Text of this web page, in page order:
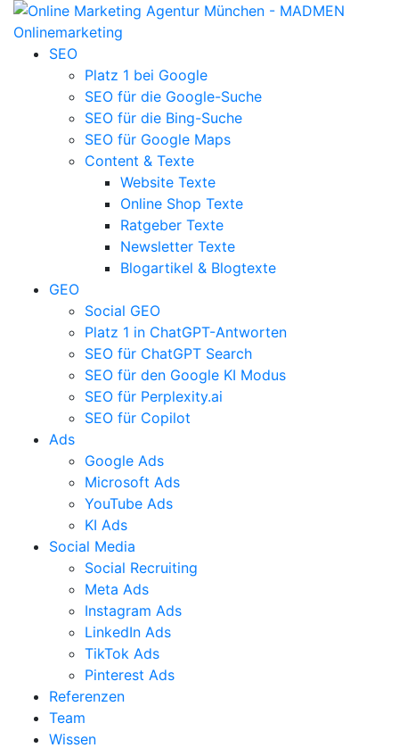
SEO
Platz 1 bei Google
SEO für die Google-Suche
SEO für die Bing-Suche
SEO für Google Maps
Content & Texte
Website Texte
Online Shop Texte
Ratgeber Texte
Newsletter Texte
Blogartikel & Blogtexte
GEO
Social GEO
Platz 1 in ChatGPT-Antworten
SEO für ChatGPT Search
SEO für den Google KI Modus
SEO für Perplexity.ai
SEO für Copilot
Ads
Google Ads
Microsoft Ads
YouTube Ads
KI Ads
Social Media
Social Recruiting
Meta Ads
Instagram Ads
LinkedIn Ads
TikTok Ads
Pinterest Ads
Referenzen
Team
Wissen